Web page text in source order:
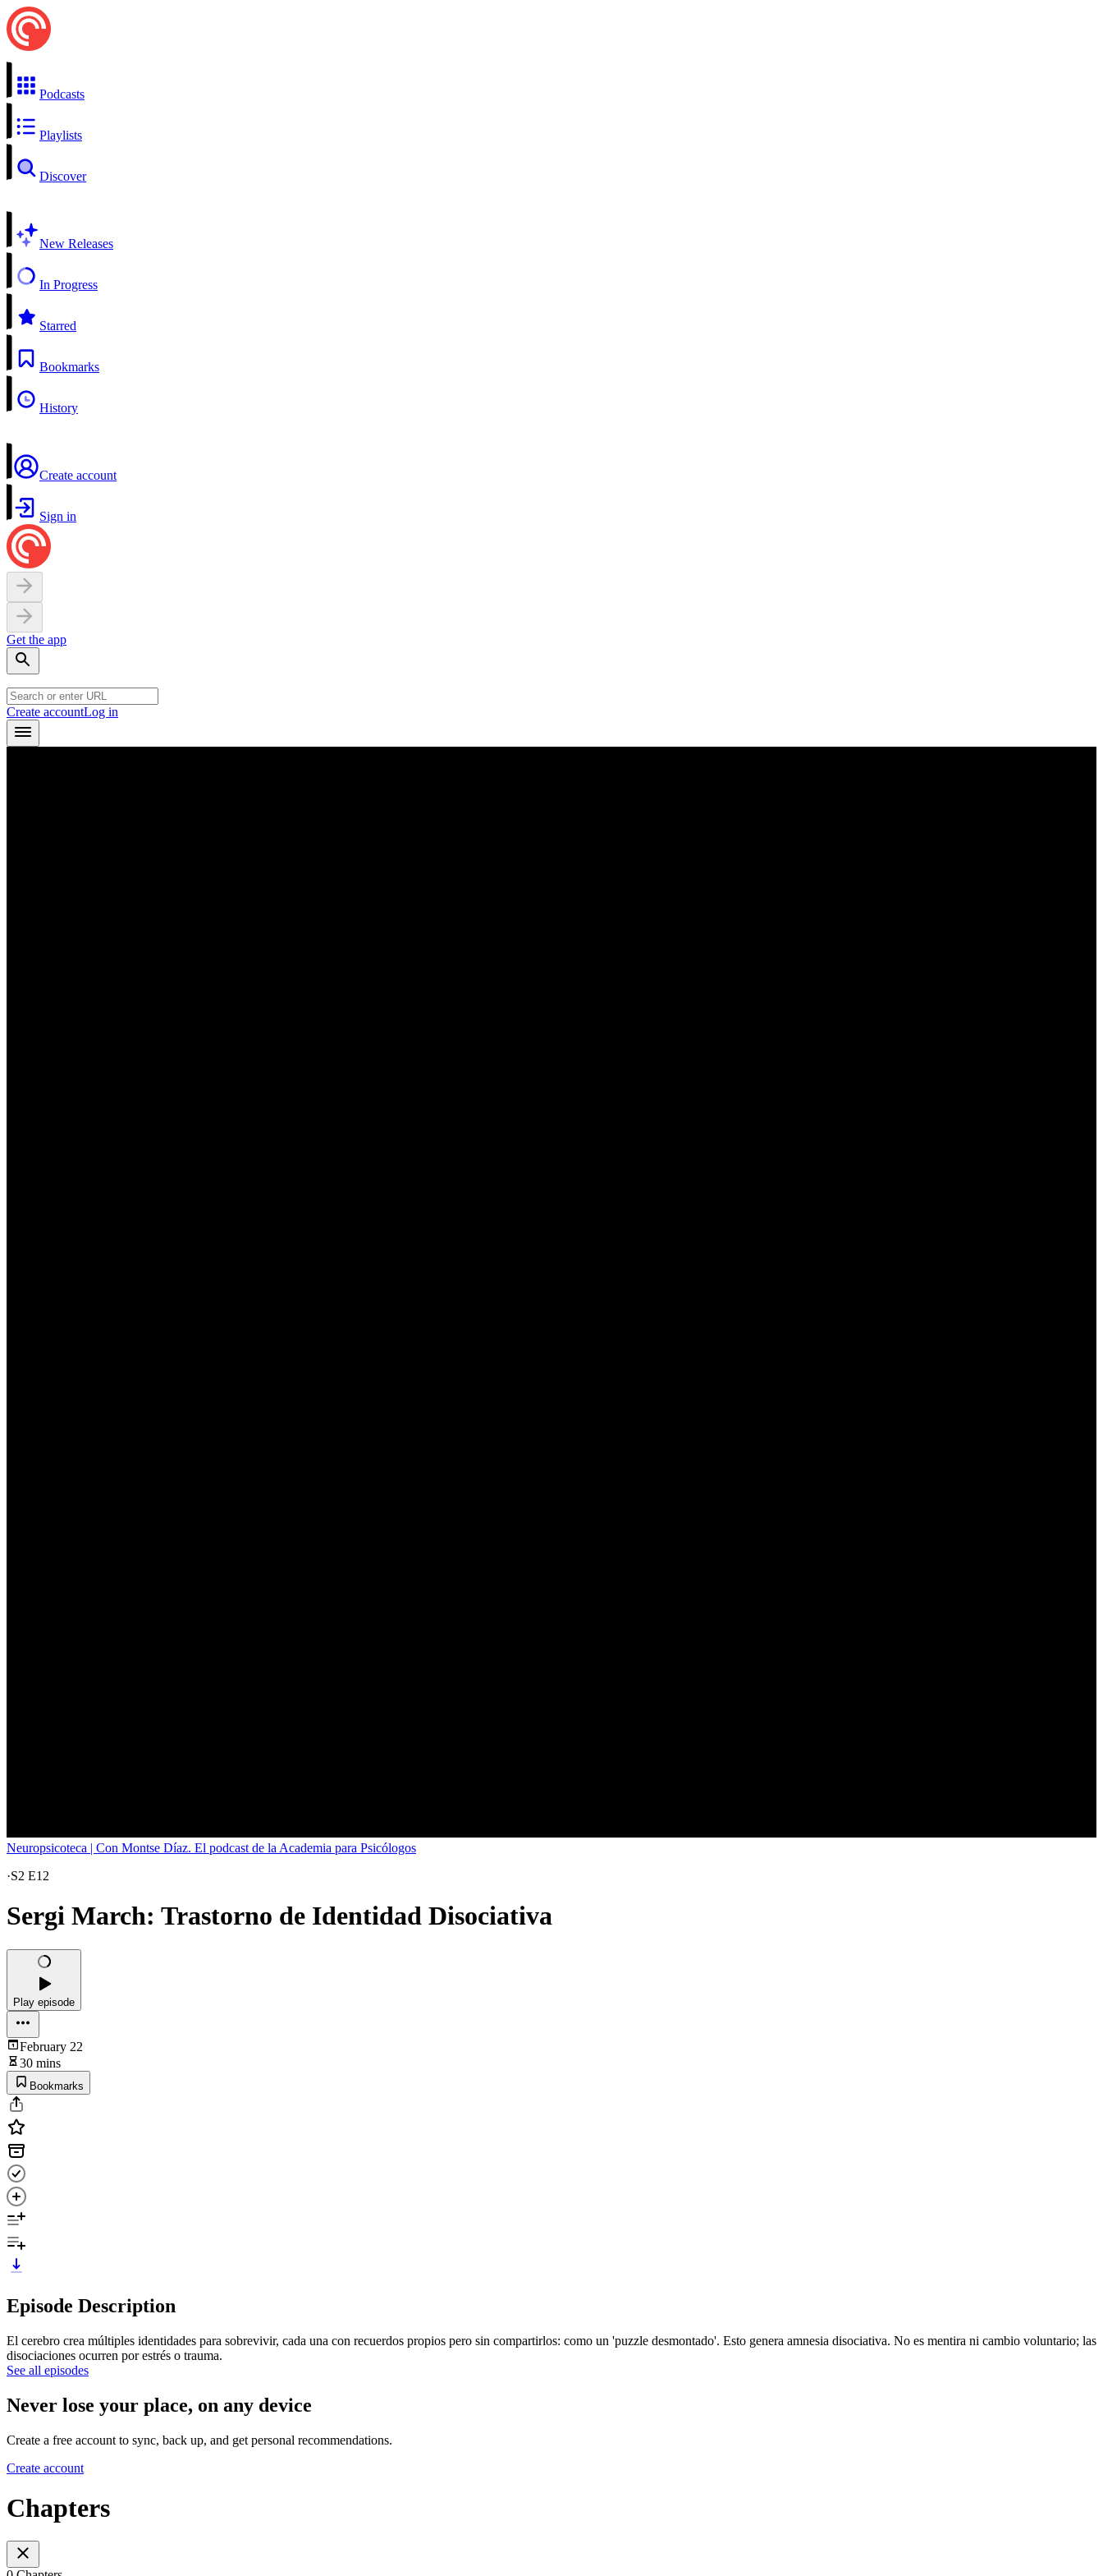
Podcasts
Playlists
Discover
New Releases
In Progress
Starred
Bookmarks
History
Create account
Sign in
Get the app
Create accountLog in
Neuropsicoteca | Con Montse Díaz. El podcast de la Academia para Psicólogos
·S2 E12
Sergi March: Trastorno de Identidad Disociativa
Play episode
February 22
30 mins
Bookmarks
Episode Description
El cerebro crea múltiples identidades para sobrevivir, cada una con recuerdos propios pero sin compartirlos: como un 'puzzle desmontado'. Esto genera amnesia disociativa. No es mentira ni cambio voluntario; las
disociaciones ocurren por estrés o trauma.
See all episodes
Never lose your place, on any device
Create a free account to sync, back up, and get personal recommendations.
Create account
Chapters